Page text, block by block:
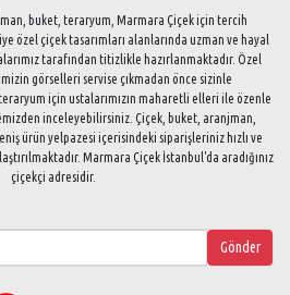
buket, teraryum, Marmara Çiçek için tercih
özel çiçek tasarımları alanlarında uzman ve hayal
tarafından titizlikle hazırlanmaktadır. Özel
görselleri servise çıkmadan önce sizinle
için ustalarımızın maharetli elleri ile özenle
inceleyebilirsiniz. Çiçek, buket, aranjman,
ürün yelpazesi içerisindeki siparişleriniz hızlı ve
Marmara Çiçek İstanbul'da aradığınız
çiçekçi adresidir.
Gönder